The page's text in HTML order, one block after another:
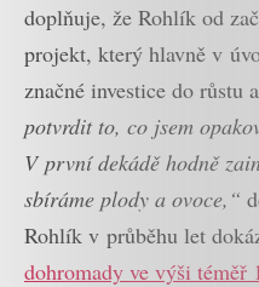
doplňuje, že Rohlík od
projekt, který hlavně v
značné investice do růstu
potvrdit to, co jsem
V první dekádě hodně
sbíráme plody a ovoce,“
Rohlík v průběhu let
dohromady ve výši téměř